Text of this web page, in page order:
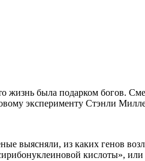
была подарком богов.
эксперименту Стэнли
выясняли, из каких генов
кислоты», или